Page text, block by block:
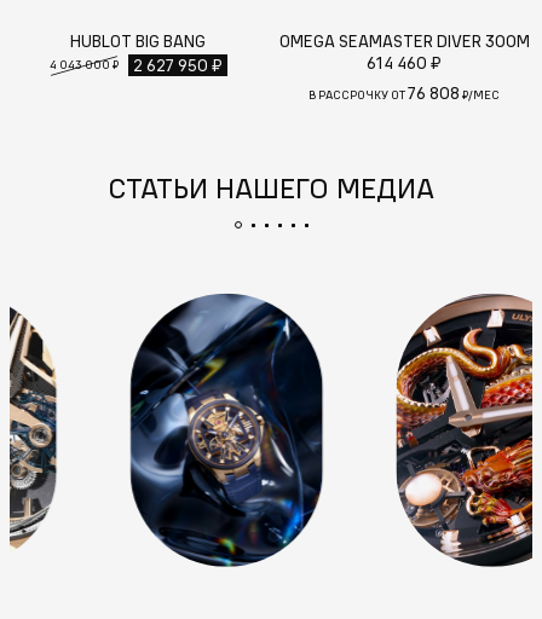
HUBLOT BIG BANG
4 043 000 ₽ 2 627 950 ₽
OMEGA SEAMASTER DIVER 300M
614 460 ₽
В РАССРОЧКУ ОТ76 808 ₽/МЕС
СТАТЬИ НАШЕГО МЕДИА